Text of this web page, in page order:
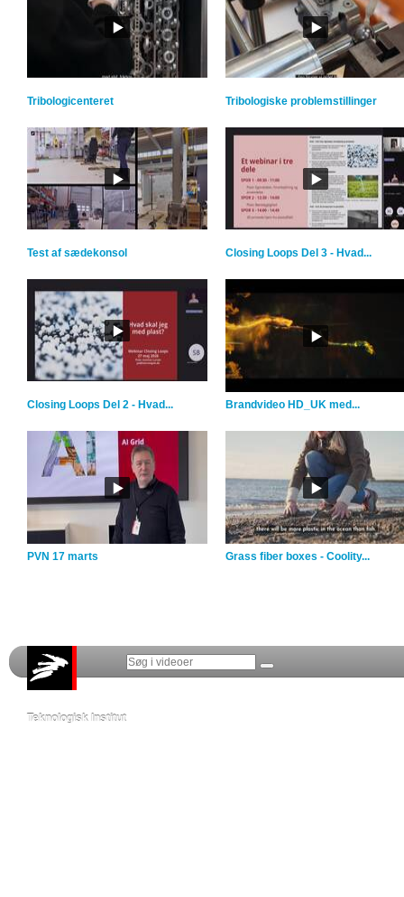
Tribologicenteret Tribologiske problemstillinger
Test af sædekonsol Closing Loops Del 3 - Hvad...
Closing Loops Del 2 - Hvad... Brandvideo HD_UK med...
PVN 17 marts Grass fiber boxes - Coolity...
Teknologisk Institut